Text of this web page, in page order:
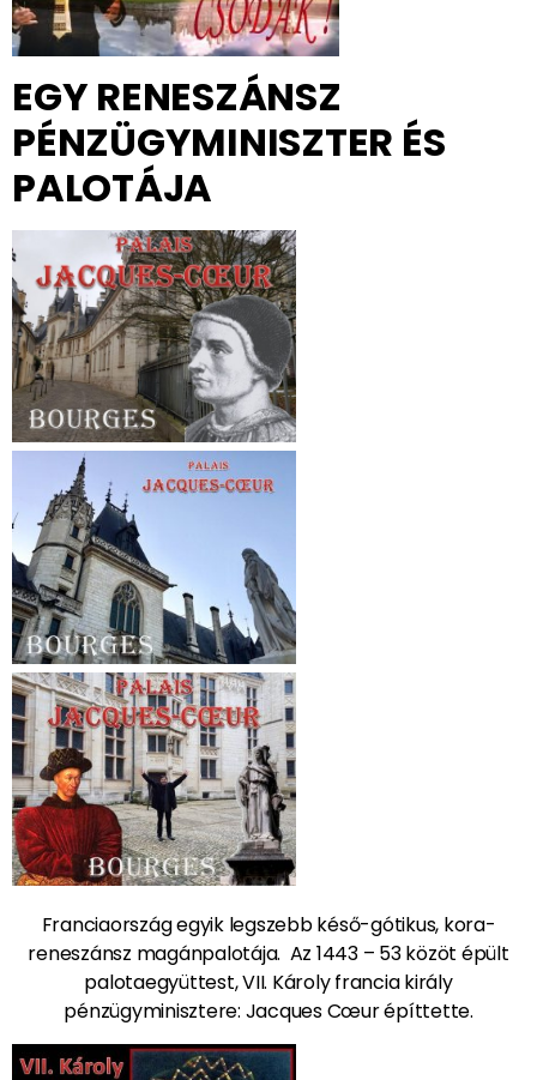
EGY RENESZÁNSZ
PÉNZÜGYMINISZTER ÉS
PALOTÁJA
Franciaország egyik legszebb késő-gótikus, kora-
reneszánsz magánpalotája. Az 1443 – 53 közöt épült
palotaegyüttest, VII. Károly francia király
pénzügyminisztere: Jacques Cœur építtette.